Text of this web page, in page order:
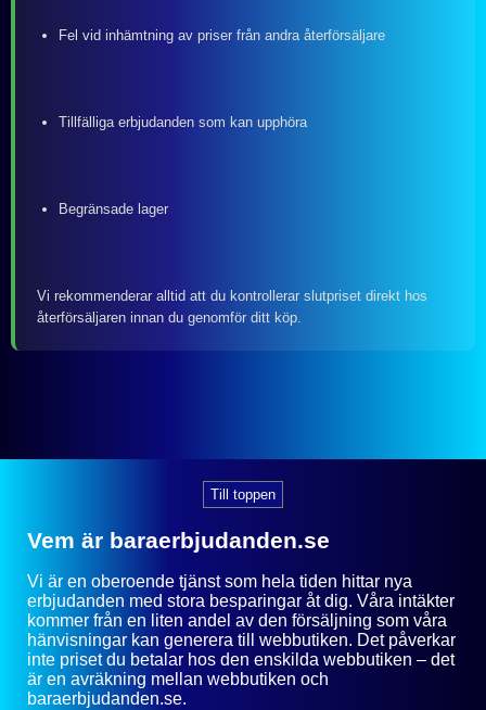
Fel vid inhämtning av priser från andra återförsäljare
Tillfälliga erbjudanden som kan upphöra
Begränsade lager
Vi rekommenderar alltid att du kontrollerar slutpriset direkt hos
återförsäljaren innan du genomför ditt köp.
Till toppen
Vem är baraerbjudanden.se
Vi är en oberoende tjänst som hela tiden hittar nya
erbjudanden med stora besparingar åt dig. Våra intäkter
kommer från en liten andel av den försäljning som våra
hänvisningar kan generera till webbutiken. Det påverkar
inte priset du betalar hos den enskilda webbutiken – det
är en avräkning mellan webbutiken och
baraerbjudanden.se.